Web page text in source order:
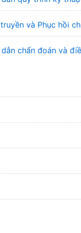
và Phục hồi
chẩn đoán và